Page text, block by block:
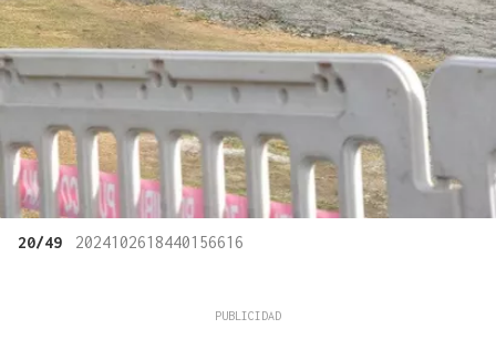
20/49 2024102618440156616